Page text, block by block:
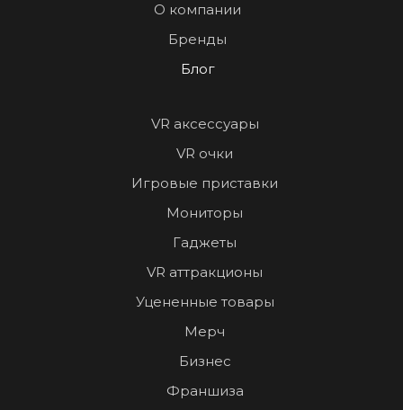
О компании
Бренды
Блог
VR аксессуары
VR очки
Игровые приставки
Мониторы
Гаджеты
VR аттракционы
Уцененные товары
Мерч
Бизнес
Франшиза